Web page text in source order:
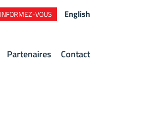
INFORMEZ-VOUS English
Partenaires Contact